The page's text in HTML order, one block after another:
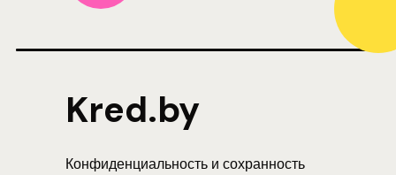
Конфиденциальность и сохранность
Kred.by